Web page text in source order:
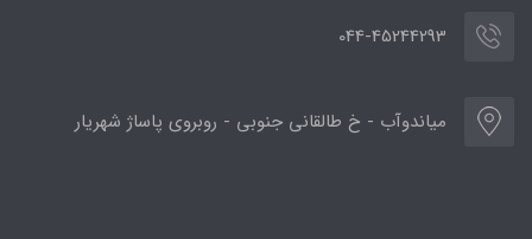
044-45244293
میاندوآب - خ طالقانی جنوبی - روبروی پاساژ شهریار